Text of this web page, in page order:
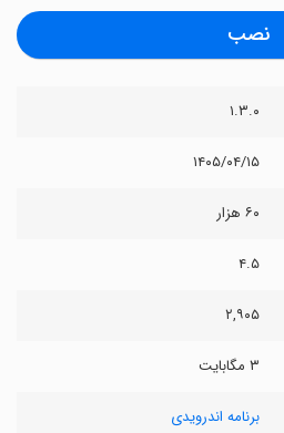
نصب
۱.۳.۰
۱۴۰۵/۰۴/۱۵
۶۰ هزار
۴.۵
۲,۹۰۵
۳ مگابایت
برنامه اندرویدی